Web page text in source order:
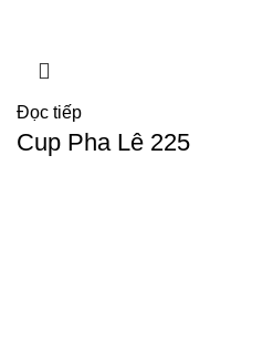
Đọc tiếp
Cup Pha Lê 225